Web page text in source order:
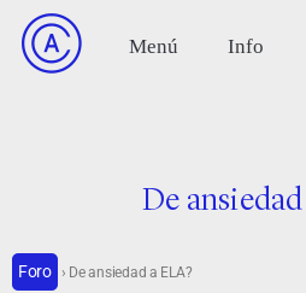
De ansiedad
Foro › De ansiedad a ELA?